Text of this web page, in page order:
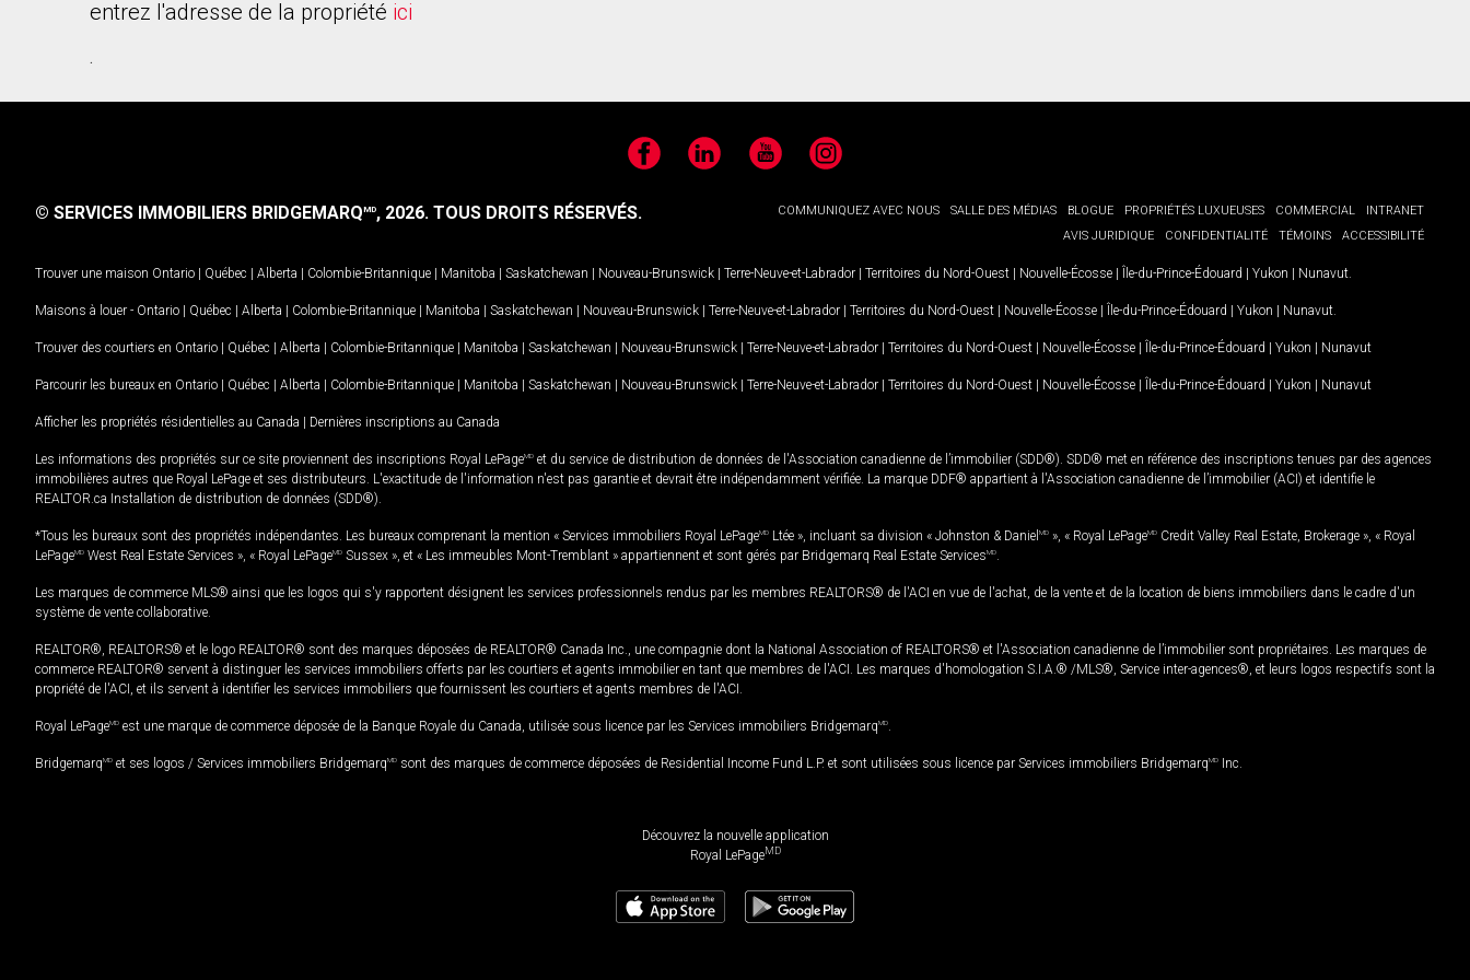
entrez l'adresse de la propriété ici
.
FacebookLinkedIn YouTubeInstagram
COMMUNIQUEZ AVEC NOUS SALLE DES MÉDIAS BLOGUE PROPRIÉTÉS LUXUEUSES COMMERCIAL
INTRANET
AVIS JURIDIQUE
CONFIDENTIALITÉ TÉMOINS ACCESSIBILITÉ
© SERVICES IMMOBILIERS BRIDGEMARQMD, 2026. TOUS DROITS RÉSERVÉS.
Trouver une maison Ontario | Québec | Alberta | Colombie-Britannique | Manitoba | Saskatchewan | Nouveau-Brunswick | Terre-Neuve-et-Labrador | Territoires du Nord-Ouest | Nouvelle-Écosse | Île-du-Prince-Édouard | Yukon | Nunavut
Maisons à louer - Ontario | Québec | Alberta | Colombie-Britannique | Manitoba | Saskatchewan | Nouveau-Brunswick | Terre-Neuve-et-Labrador | Territoires du Nord-Ouest | Nouvelle-Écosse | Île-du-Prince-Édouard | Yukon | Nunavut
Trouver des courtiers en Ontario | Québec | Alberta | Colombie-Britannique | Manitoba | Saskatchewan | Nouveau-Brunswick | Terre-Neuve-et-Labrador | Territoires du Nord-Ouest | Nouvelle-Écosse | Île-du-Prince-Édouard | Yukon | Nunavut
Parcourir les bureaux en Ontario | Québec | Alberta | Colombie-Britannique | Manitoba | Saskatchewan | Nouveau-Brunswick | Terre-Neuve-et-Labrador | Territoires du Nord-Ouest | Nouvelle-Écosse | Île-du-Prince-Édouard | Yukon | Nunavut
Afficher les propriétés résidentielles au Canada | Dernières inscriptions au Canada
Les informations des propriétés sur ce site proviennent des inscriptions Royal LePageMD et du service de distribution de données de l'Association canadienne de l’immobilier (SDD®). SDD® met en référence des inscriptions tenues par des agences
immobilières autres que Royal LePage et ses distributeurs. L'exactitude de l'information n'est pas garantie et devrait être indépendamment vérifiée. La marque DDF® appartient à l'Association canadienne de l’immobilier (ACI) et identifie le
REALTOR.ca Installation de distribution de données (SDD®).
*Tous les bureaux sont des propriétés indépendantes. Les bureaux comprenant la mention « Services immobiliers Royal LePageMD Ltée », incluant sa division « Johnston & Daniel MD », « Royal LePageMD Credit Valley Real Estate, Brokerage », « Royal
LePageMD West Real Estate Services », « Royal LePageMD Sussex », et « Les immeubles Mont-Tremblant » appartiennent et sont gérés par Bridgemarq Real Estate ServicesMD
Les marques de commerce MLS® ainsi que les logos qui s'y rapportent désignent les services professionnels rendus par les membres REALTORS® de l'ACI en vue de l'achat, de la vente et de la location de biens immobiliers dans le cadre d'un
système de vente collaborative.
REALTOR®, REALTORS® et le logo REALTOR® sont des marques déposées de REALTOR® Canada Inc., une compagnie dont la National Association of REALTORS® et l'Association canadienne de l’immobilier sont propriétaires. Les marques de
commerce REALTOR® servent à distinguer les services immobiliers offerts par les courtiers et agents immobilier en tant que membres de l'ACI. Les marques d'homologation S.I.A.® /MLS®, Service inter-agences®, et leurs logos respectifs sont la
propriété de l'ACI, et ils servent à identifier les services immobiliers que fournissent les courtiers et agents membres de l'ACI.
Royal LePageMD est une marque de commerce déposée de la Banque Royale du Canada, utilisée sous licence par les Services immobiliers BridgemarqMD
BridgemarqMD et ses logos / Services immobiliers BridgemarqMD sont des marques de commerce déposées de Residential Income Fund L.P. et sont utilisées sous licence par Services immobiliers BridgemarqMD Inc.
Découvrez la nouvelle application
Royal LePageMD